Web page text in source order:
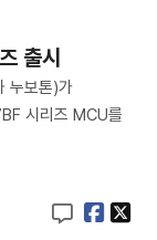
출시
누보톤)가
시리즈 MCU를